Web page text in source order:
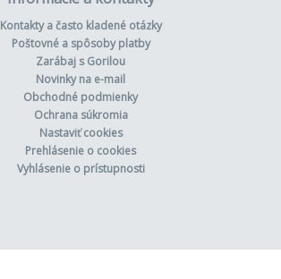
Kontakty a často kladené otázky
Poštovné a spôsoby platby
Zarábaj s Gorilou
Novinky na e-mail
Obchodné podmienky
Ochrana súkromia
Nastaviť cookies
Prehlásenie o cookies
Vyhlásenie o prístupnosti